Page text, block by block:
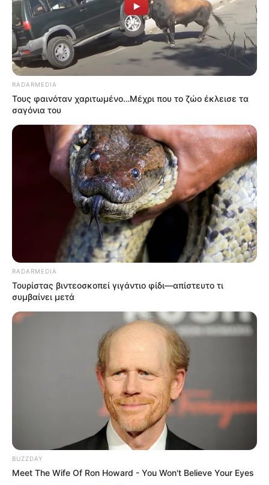
RADARMEDIA
Τους φαινόταν χαριτωμένο…Μέχρι που το ζώο έκλεισε τα
σαγόνια του
RADARMEDIA
Τουρίστας βιντεοσκοπεί γιγάντιο φίδι—απίστευτο τι
συμβαίνει μετά
BUZZDAY
Meet The Wife Of Ron Howard - You Won't Believe Your Eyes